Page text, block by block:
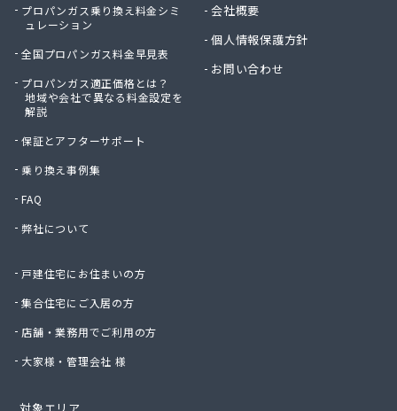
株式会社リピックス 春日井センター
株式会社一プロ
株式会社稲藤商店
株式会社稲葉エネクス
株式会社宇佐美プロパン
株式会社下林
株式会社桑原商事
株式会社元久商店
株式会社古田商店
株式会社三好ガス
株式会社山源服部商会
株式会社山新プロパン部
プロパンガス乗り換え料金シミ
ュレーション
全国プロパンガス料金早見表
プロパンガス適正価格とは？
地域や会社で異なる料金設定を
解説
保証とアフターサポート
乗り換え事例集
FAQ
弊社について
戸建住宅にお住まいの方
集合住宅にご入居の方
店舗・業務用でご利用の方
大家様・管理会社 様
会社概要
個人情報保護方針
お問い合わせ